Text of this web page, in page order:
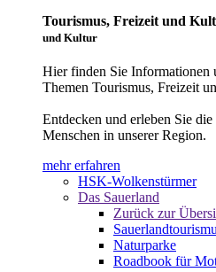
Tourismus, Freizeit und
und Kultur
Hier finden Sie Informationen
Themen Tourismus, Freizeit
Entdecken und erleben Sie
Menschen in unserer Region.
mehr erfahren
HSK-Wolkenstürmer
Das Sauerland
Zurück zur
Naturparke
Roadbook für